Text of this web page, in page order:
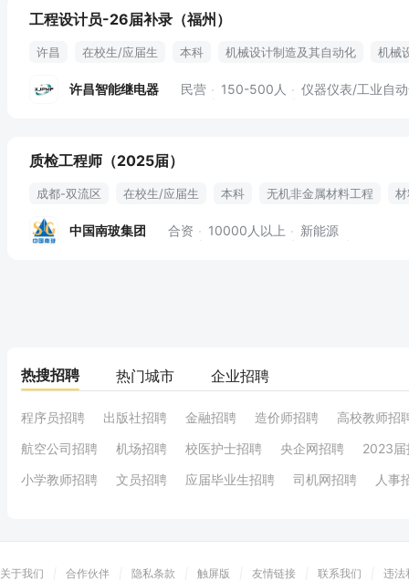
工程设计员-26届补录（福州）
许昌 在校生/应届生 本科 机械设计制造及其自动化
机械
许昌智能继电器 民营 150-500人 仪器仪表/工业自动化丨
质检工程师（2025届）
成都-双流区 在校生/应届生 本科 无机非金属材料工程
生产加工流程
中国南玻集团 合资 10000人以上 新能源
热搜招聘 热门城市 企业招聘
程序员招聘 出版社招聘 金融招聘 造价师招聘
高校教师招
航空公司招聘
机场招聘 校医护士招聘 央企网招聘
2023届
小学教师招聘
文员招聘 应届毕业生招聘 司机网招聘 人事
关于我们 合作伙伴 隐私条款 触屏版 友情链接 联系我们
违法